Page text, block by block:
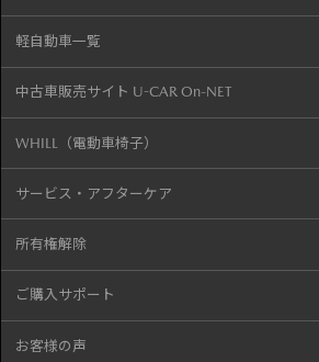
軽自動車一覧
中古車販売サイト U-CAR On-NET
WHILL（電動車椅子）
サービス・アフターケア
所有権解除
ご購入サポート
お客様の声